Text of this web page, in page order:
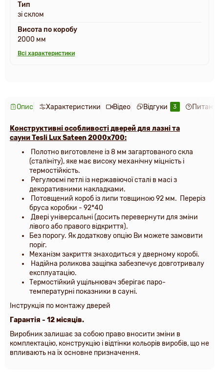
Тип
зі склом
Висота по коробу
2000 мм
Всі характеристики
Опис Характеристики Відео Відгуки 3
Конструктивні особливості дверей для лазні та
сауниTesli Lux Sateen 2000х700:
Полотно виготовлене із 8 мм загартованого скла
(сталініту), яке має високу механічну міцність і
термостійкість.
Регулюємі петлі із нержавіючої сталі в масі з
декоративними накладками.
Потовщений короб із липи товщиною 92 мм. Переріз
бруса коробки - 92*40
Двері універсальні (досить перевернути для зміни
лівого або правого відкриття).
Без порогу. Як додаткову опцію Ви можете замовити
поріг.
Механізм закриття знаходиться у дверному коробі.
Надійна роликова защіпка забезпечує довготривалу
експлуатацію.
Термостійкий ущільнювач зберігає паро-
температурні показники в сауні.
Інструкція по монтажу дверей
Гарантія - 12 місяців.
Виробник залишає за собою право вносити зміни в
комплектацію, конструкцію і відтінки кольорів виробів, що не
впливають на їх основне призначення.